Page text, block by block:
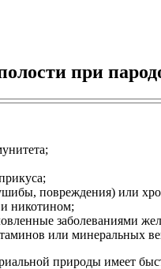
при
повреждения) или
и никотином;
заболеваниями
или минеральных
природы имеет